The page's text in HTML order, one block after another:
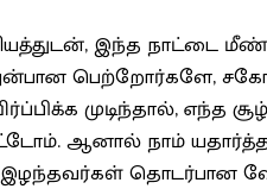
இந்த நாட்டை
பெற்றோர்களே,
முடிந்தால், எந்த
ஆனால் நாம்
தொடர்பான